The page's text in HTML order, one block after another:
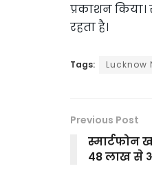
प्रकाशन
रहता है।
Tags: Lucknow
Previous Post
स्मार्टफोन
48 लाख से